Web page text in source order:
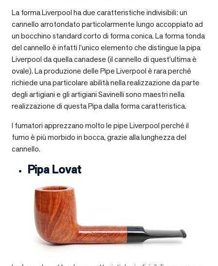
La forma Liverpool ha due caratteristiche indivisibili: un
cannello arrotondato particolarmente lungo accoppiato ad
un bocchino standard corto di forma conica. La forma tonda
del cannello è infatti l’unico elemento che distingue la pipa
Liverpool da quella canadese (il cannello di quest’ultima è
ovale). La produzione delle Pipe Liverpool è rara perché
richiede una particolare abilità nella realizzazione da parte
degli artigiani e gli artigiani Savinelli sono maestri nella
realizzazione di questa Pipa dalla forma caratteristica.
I fumatori apprezzano molto le pipe Liverpool perché il
fumo è più morbido in bocca, grazie alla lunghezza del
cannello.
Pipa Lovat